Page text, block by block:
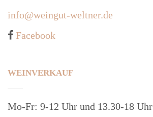
info@weingut-weltner.de
Facebook
WEINVERKAUF
Mo-Fr: 9-12 Uhr und 13.30-18 Uhr